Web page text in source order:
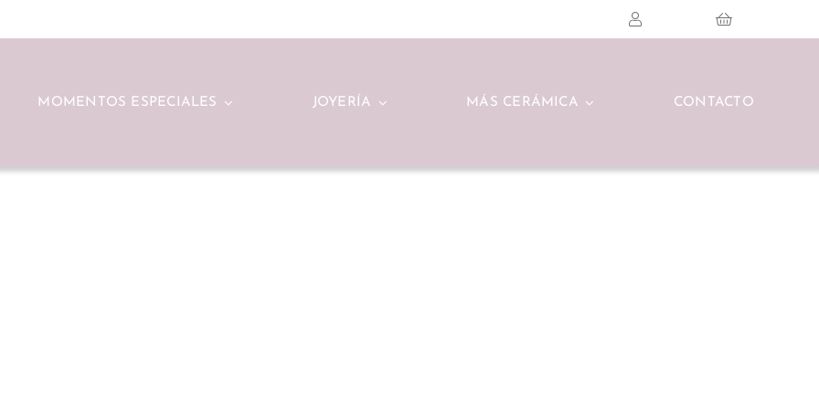
MOMENTOS ESPECIALES JOYERÍA MÁS CERÁMICA CONTACTO